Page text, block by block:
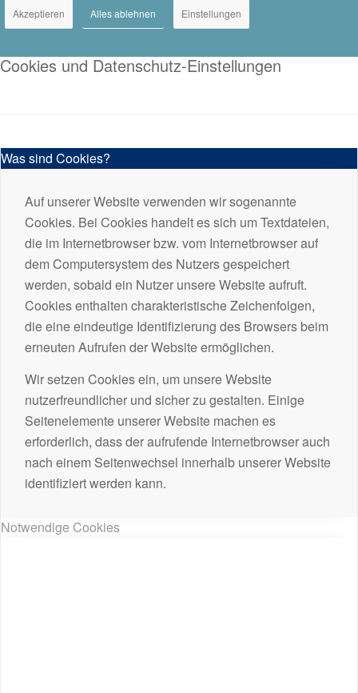
Akzeptieren Alles ablehnen Einstellungen
Cookies und Datenschutz-Einstellungen
Was sind Cookies?
Auf unserer Website verwenden wir sogenannte
Cookies. Bei Cookies handelt es sich um Textdateien,
die im Internetbrowser bzw. vom Internetbrowser auf
dem Computersystem des Nutzers gespeichert
werden, sobald ein Nutzer unsere Website aufruft.
Cookies enthalten charakteristische Zeichenfolgen,
die eine eindeutige Identifizierung des Browsers beim
erneuten Aufrufen der Website ermöglichen.
Wir setzen Cookies ein, um unsere Website
nutzerfreundlicher und sicher zu gestalten. Einige
Seitenelemente unserer Website machen es
erforderlich, dass der aufrufende Internetbrowser auch
nach einem Seitenwechsel innerhalb unserer Website
identifiziert werden kann.
Notwendige Cookies